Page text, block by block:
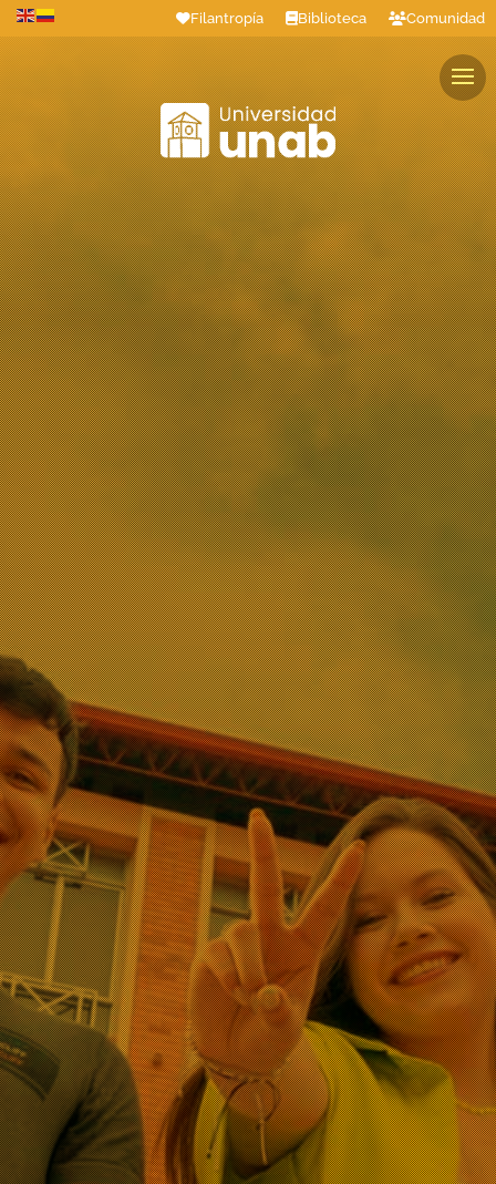
Filantropía Biblioteca Comunidad
Estudiantes Profesores Colaboradores Graduados